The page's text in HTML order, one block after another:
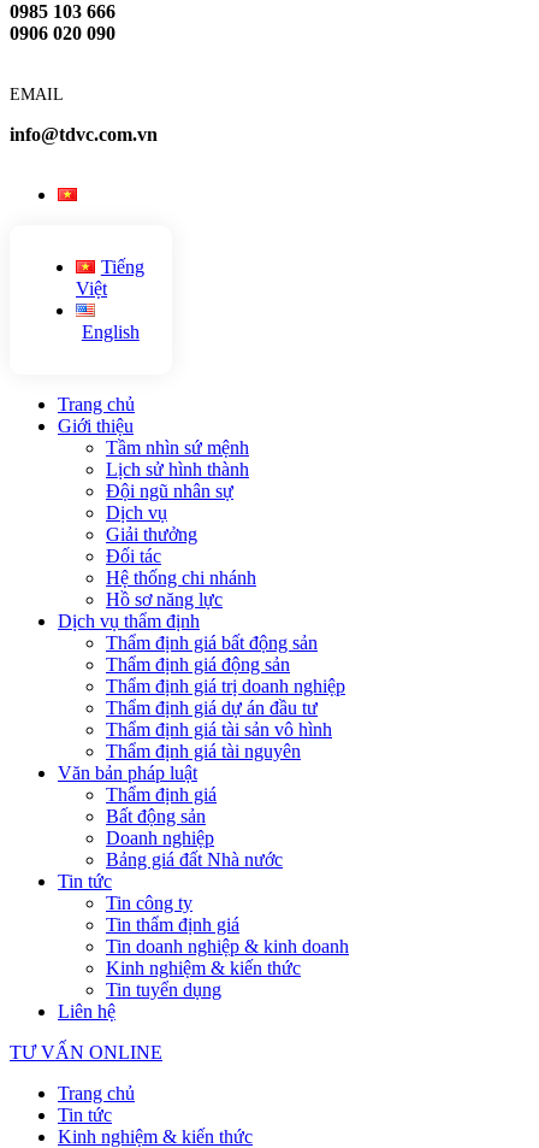
0985 103 666
0906 020 090
EMAIL
info@tdvc.com.vn
Tiếng
Việt
English
Trang chủ
Giới thiệu
Tầm nhìn sứ mệnh
Lịch sử hình thành
Đội ngũ nhân sự
Dịch vụ
Giải thưởng
Đối tác
Hệ thống chi nhánh
Hồ sơ năng lực
Dịch vụ thẩm định
Thẩm định giá bất động sản
Thẩm định giá động sản
Thẩm định giá trị doanh nghiệp
Thẩm định giá dự án đầu tư
Thẩm định giá tài sản vô hình
Thẩm định giá tài nguyên
Văn bản pháp luật
Thẩm định giá
Bất động sản
Doanh nghiệp
Bảng giá đất Nhà nước
Tin tức
Tin công ty
Tin thẩm định giá
Tin doanh nghiệp & kinh doanh
Kinh nghiệm & kiến thức
Tin tuyển dụng
Liên hệ
TƯ VẤN ONLINE
Trang chủ
Tin tức
Kinh nghiệm & kiến thức